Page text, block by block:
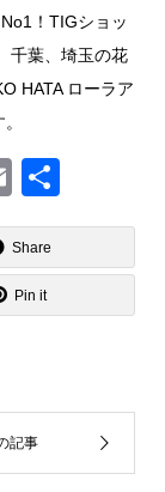
！TIGショッ
千葉、埼玉の花
HATA ローラア
E
m
ail
有
Share
Pin it